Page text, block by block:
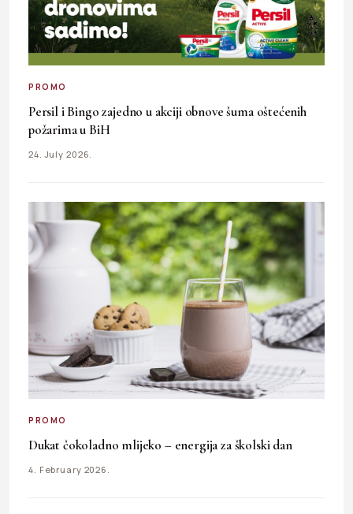
PROMO
Persil i Bingo zajedno u akciji obnove šuma oštećenih
požarima u BiH
24. July 2026.
PROMO
Dukat čokoladno mlijeko – energija za školski dan
4. February 2026.